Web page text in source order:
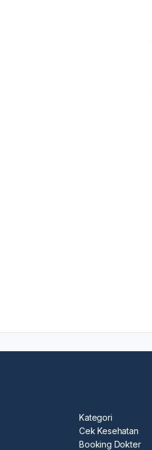
Kategori
Cek Kesehatan
Booking Dokter